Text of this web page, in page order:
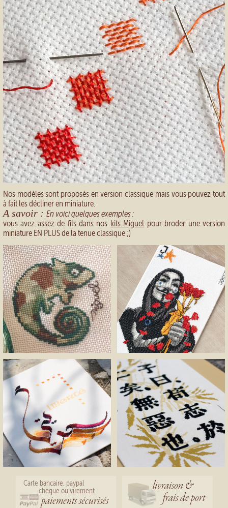
Nos modèles sont proposés en version classique mais vous pouvez tout
à fait les décliner en miniature.
A savoir : En voici quelques exemples :
vous avez assez de fils dans nos kits Miguel pour broder une version
miniature EN PLUS de la tenue classique ;)
Carte bancaire, paypal
chèque ou virement
paiements sécurisés
livraison &
frais de port